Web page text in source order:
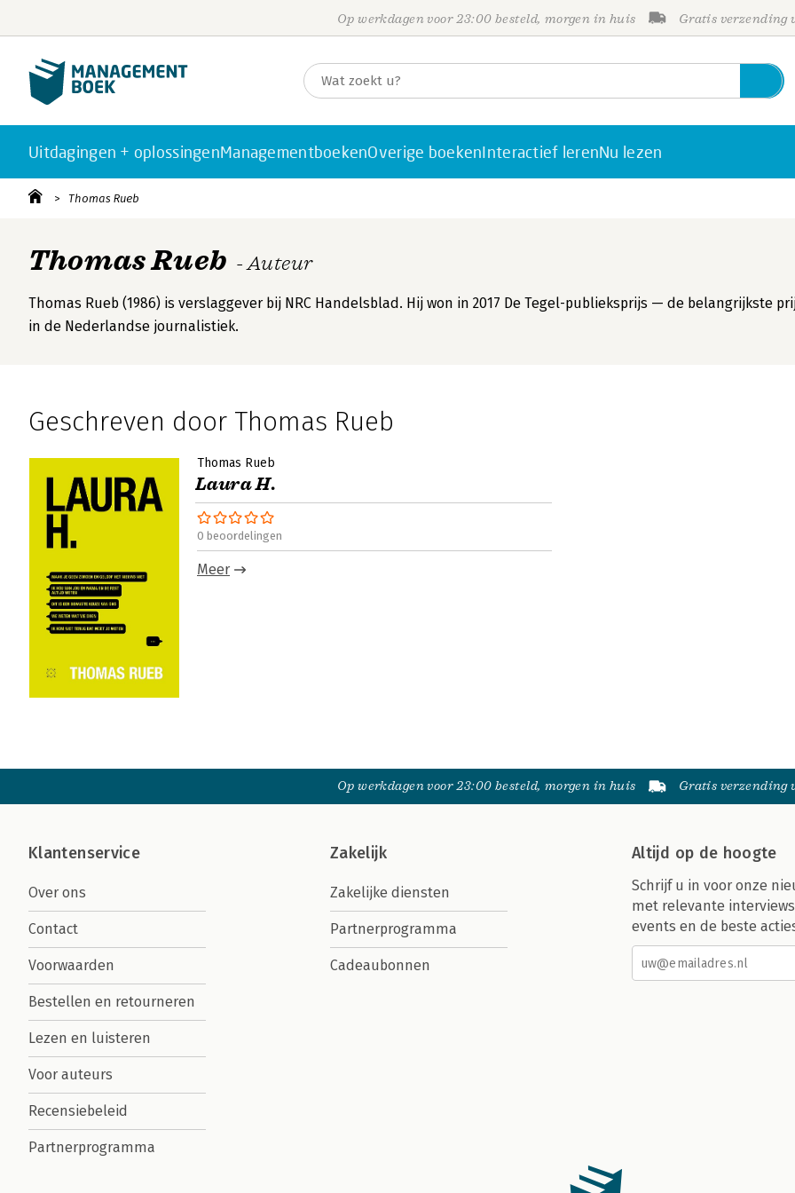
Op werkdagen voor 23:00 besteld, morgen in huis Gratis verzending
Uitdagingen + oplossingenManagementboekenOverige boekenInteractief lerenNu lezen
Thomas Rueb
Thomas Rueb - Auteur
Thomas Rueb (1986) is verslaggever bij NRC Handelsblad. Hij won in 2017 De Tegel-publieksprijs — de belangrijkste
in de Nederlandse journalistiek.
Geschreven door Thomas Rueb
Thomas Rueb
Laura H.
0 beoordelingen
Meer
Op werkdagen voor 23:00 besteld, morgen in huis Gratis verzending
Klantenservice
Over ons
Contact
Voorwaarden
Bestellen en retourneren
Lezen en luisteren
Voor auteurs
Recensiebeleid
Partnerprogramma
Zakelijk
Zakelijke diensten
Partnerprogramma
Cadeaubonnen
Altijd op de hoogte
Schrijf u in voor onze
met relevante
events en de beste